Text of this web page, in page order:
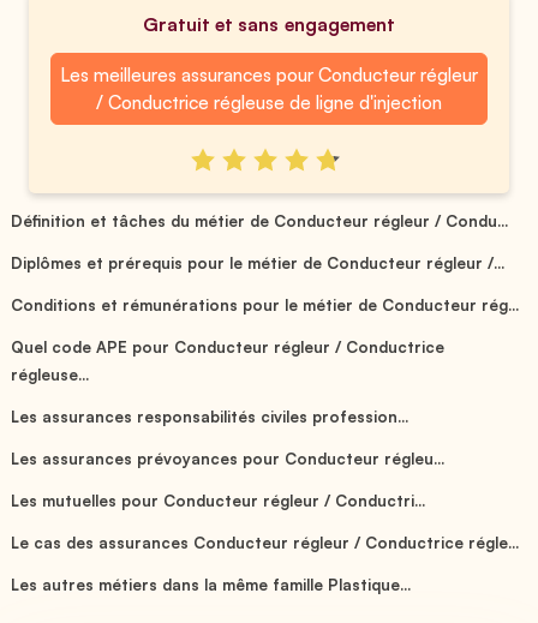
Gratuit et sans engagement
Les meilleures assurances pour Conducteur régleur
/ Conductrice régleuse de ligne d'injection
Définition et tâches du métier de Conducteur régleur / Condu...
Diplômes et prérequis pour le métier de Conducteur régleur /...
Conditions et rémunérations pour le métier de Conducteur rég...
Quel code APE pour Conducteur régleur / Conductrice
régleuse...
Les assurances responsabilités civiles profession...
Les assurances prévoyances pour Conducteur régleu...
Les mutuelles pour Conducteur régleur / Conductri...
Le cas des assurances Conducteur régleur / Conductrice régle...
Les autres métiers dans la même famille Plastique...